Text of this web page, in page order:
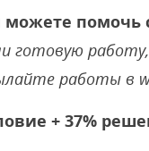
помочь
готовую работу,
работы в
+ 37%